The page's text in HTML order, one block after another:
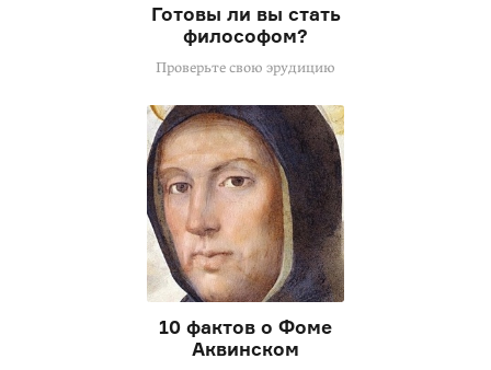
Готовы ли вы стать
философом?
Проверьте свою эрудицию
10 фактов о Фоме
Аквинском